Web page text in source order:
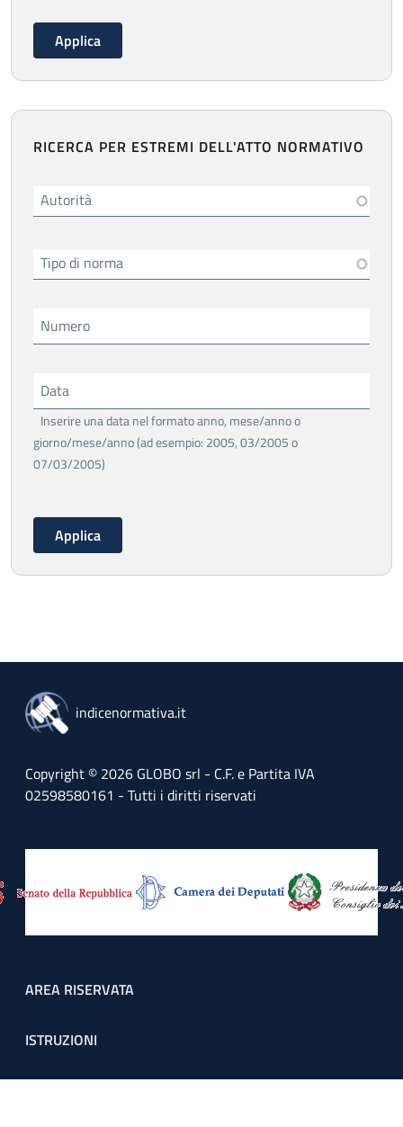
RICERCA PER ESTREMI DELL'ATTO NORMATIVO
Autorità
Tipo di norma
Numero
Data
Inserire una data nel formato anno, mese/anno o
giorno/mese/anno (ad esempio: 2005, 03/2005 o
07/03/2005)
indicenormativa.it
Copyright © 2026 GLOBO srl - C.F. e Partita IVA
02598580161 - Tutti i diritti riservati
Footer menu
AREA RISERVATA
ISTRUZIONI